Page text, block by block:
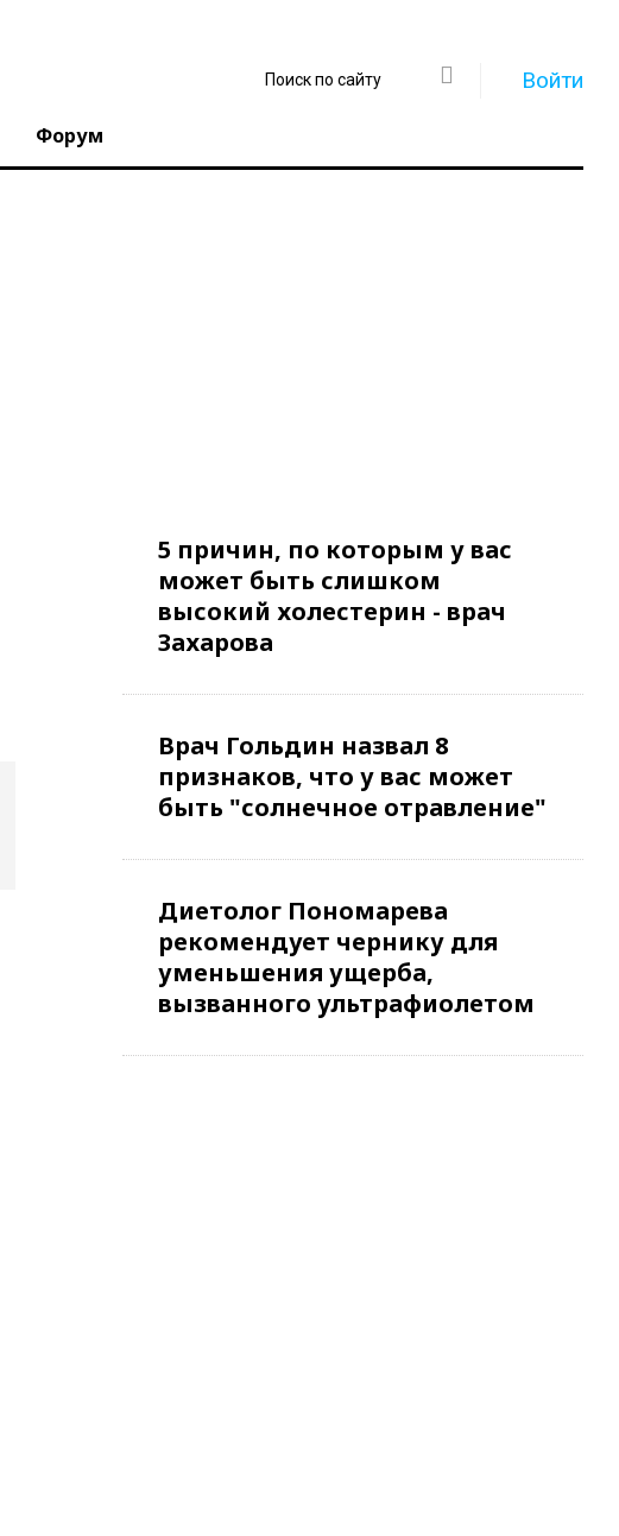
Войти
Форум
5 причин, по которым у вас
может быть слишком
высокий холестерин - врач
Захарова
Врач Гольдин назвал 8
признаков, что у вас может
быть "солнечное отравление"
Диетолог Пономарева
рекомендует чернику для
уменьшения ущерба,
вызванного ультрафиолетом